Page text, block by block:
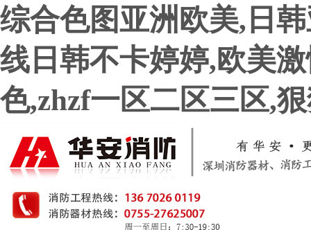
综合色图亚洲欧美,日
线日韩不卡婷婷,欧美
色,zhzf一区二区三区,